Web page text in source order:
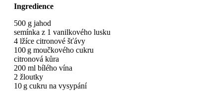
Ingredience
500 g jahod
semínka z 1 vanilkového lusku
4 lžíce citronové šťávy
100 g moučkového cukru
citronová kůra
200 ml bílého vína
2 žloutky
10 g cukru na vysypání